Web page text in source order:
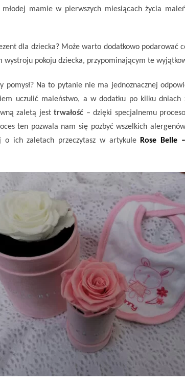
mamie w pierwszych miesiącach życia
dla dziecka? Może warto dodatkowo podarować
wystroju pokoju dziecka, przypominającym te
pomysł? Na to pytanie nie ma jednoznacznej
uczulić maleństwo, a w dodatku po kilku dniach
zaletą jesttrwałość – dzięki specjalnemu
ten pozwala nam się pozbyć wszelkich
o ich zaletach przeczytasz w artykule Rose Belle